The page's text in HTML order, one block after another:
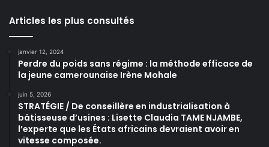
Articles les plus consultés
janvier 12, 2024
Perdre du poids sans régime : la méthode efficace de
la jeune camerounaise Irène Mohale
juin 5, 2026
STRATÉGIE / De conseillère en industrialisation à
bâtisseuse d’usines : Lisette Claudia TAME NJAMBE,
l’experte que les États africains devraient avoir en
vitesse composée.